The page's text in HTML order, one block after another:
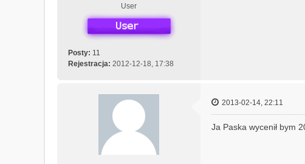
User
Posty: 11
Rejestracja: 2012-12-18, 17:38
2013-02-14, 22:11
Ja Paska wycenił bym